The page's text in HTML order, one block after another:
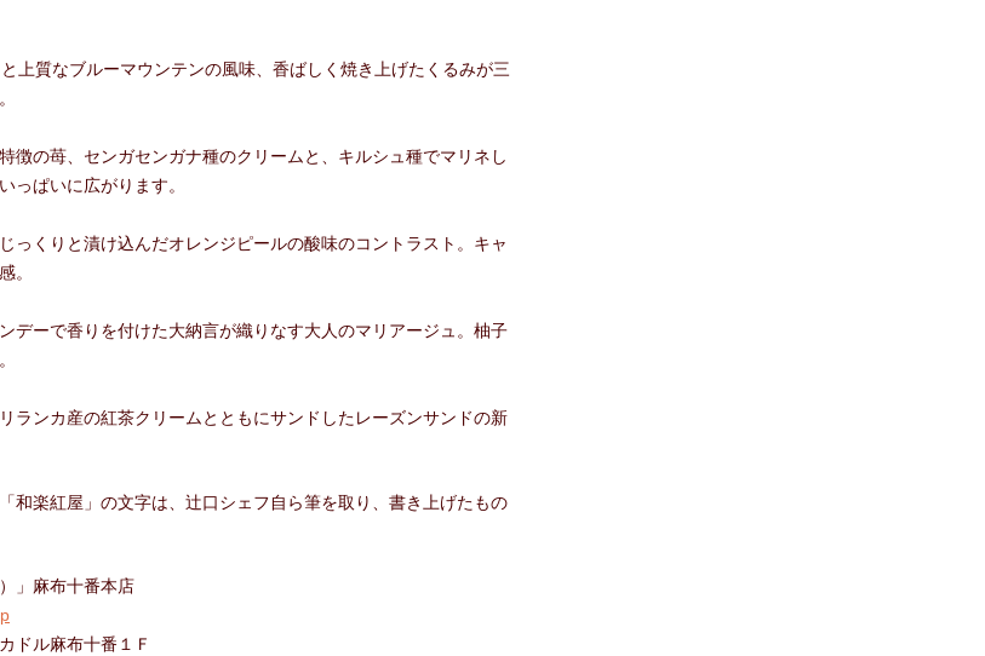
上質なブルーマウンテンの風味、香ばしく焼き上げたくるみが三
徴の苺、センガセンガナ種のクリームと、キルシュ種でマリネし
っぱいに広がります。
っくりと漬け込んだオレンジピールの酸味のコントラスト。キャ
。
デーで香りを付けた大納言が織りなす大人のマリアージュ。柚子
ランカ産の紅茶クリームとともにサンドしたレーズンサンドの新
和楽紅屋」の文字は、辻口シェフ自ら筆を取り、書き上げたもの
」麻布十番本店
ドル麻布十番１Ｆ